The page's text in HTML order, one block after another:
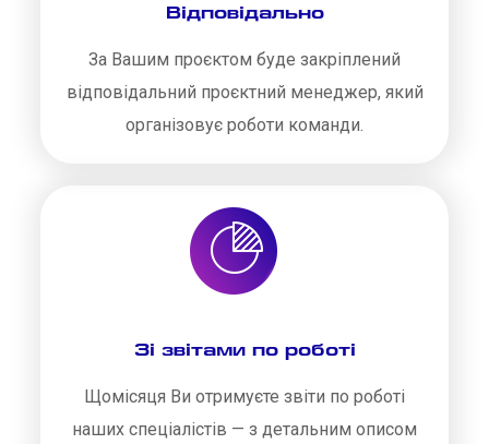
Відповідально
За Вашим проєктом буде закріплений
відповідальний проєктний менеджер, який
організовує роботи команди.
Зі звітами по роботі
Щомісяця Ви отримуєте звіти по роботі
наших спеціалістів — з детальним описом